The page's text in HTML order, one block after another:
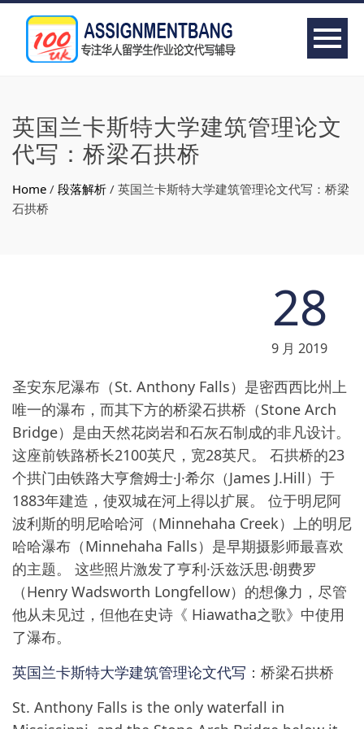
英国兰卡斯特大学建筑管理论文
代写：桥梁石拱桥
Home / 段落解析 / 英国兰卡斯特大学建筑管理论文代写：桥梁
石拱桥
28
9 月 2019
圣安东尼瀑布（St. Anthony Falls）是密西西比州上
唯一的瀑布，而其下方的桥梁石拱桥（Stone Arch
Bridge）是由天然花岗岩和石灰石制成的非凡设计。
这座前铁路桥长2100英尺，宽28英尺。 石拱桥的23
个拱门由铁路大亨詹姆士·J·希尔（James J.Hill）于
1883年建造，使双城在河上得以扩展。 位于明尼阿
波利斯的明尼哈哈河（Minnehaha Creek）上的明尼
哈哈瀑布（Minnehaha Falls）是早期摄影师最喜欢
的主题。 这些照片激发了亨利·沃兹沃思·朗费罗
（Henry Wadsworth Longfellow）的想像力，尽管
他从未见过，但他在史诗《 Hiawatha之歌》中使用
了瀑布。
英国兰卡斯特大学建筑管理论文代写 ：桥梁石拱桥
St. Anthony Falls is the only waterfall in